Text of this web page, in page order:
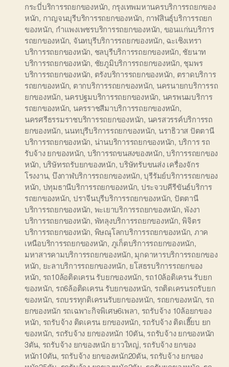
กระบี่บริการรถยกของหนัก, กรุงเทพมหานครบริการรถยกของ
หนัก, กาญจนบุรีบริการรถยกของหนัก, กาฬสินธุ์บริการรถยก
ของหนัก, กำแพงเพชรบริการรถยกของหนัก, ขอนแก่นบริการ
รถยกของหนัก, จันทบุรีบริการรถยกของหนัก, ฉะเชิงเทรา
บริการรถยกของหนัก, ชลบุรีบริการรถยกของหนัก, ชัยนาท
บริการรถยกของหนัก, ชัยภูมิบริการรถยกของหนัก, ชุมพร
บริการรถยกของหนัก, ตรังบริการรถยกของหนัก, ตราดบริการ
รถยกของหนัก, ตากบริการรถยกของหนัก, นครนายกบริการรถ
ยกของหนัก, นครปฐมบริการรถยกของหนัก, นครพนมบริการ
รถยกของหนัก, นครราชสีมาบริการรถยกของหนัก,
นครศรีธรรมราชบริการรถยกของหนัก, นครสวรรค์บริการรถ
ยกของหนัก, นนทบุรีบริการรถยกของหนัก, นราธิวาส ปัตตานี
บริการรถยกของหนัก, น่านบริการรถยกของหนัก, บริการ รถ
รับจ้าง ยกของหนัก, บริการรถขนสงของหนัก,บริการรถยกของ
หนัก, บริษัทรถรับยกของหนัก,บริษัทรับขนส่ง เครื่องจักร
โรงงาน, บึงกาฬบริการรถยกของหนัก,บุรีรัมย์บริการรถยกของ
หนัก, ปทุมธานีบริการรถยกของหนัก, ประจวบคีรีขันธ์บริการ
รถยกของหนัก, ปราจีนบุรีบริการรถยกของหนัก, ปัตตานี
บริการรถยกของหนัก, พะเยาบริการรถยกของหนัก,พังงา
บริการรถยกของหนัก, พัทลุงบริการรถยกของหนัก,พิจิตร
บริการรถยกของหนัก, พิษณุโลกบริการรถยกของหนัก, ภาค
เหนือบริการรถยกของหนัก, ภูเก็ตบริการรถยกของหนัก,
มหาสารคามบริการรถยกของหนัก, มุกดาหารบริการรถยกของ
หนัก, ยะลาบริการรถยกของหนัก, ยโสธรบริการรถยกของ
หนัก, รถ10ล้อติดเครน รับยกของหนัก, รถ10ล้อติเครน รับยก
ของหนัก, รถ6ล้อติดเครน รับยกของหนัก, รถติดเครนรถรับยก
ของหนัก, รถบรรทุกติเครนรับยกของหนัก, รถยกของหนัก, รถ
ยกของหนัก รถเฉพาะกิจพิเศษ6เพลา, รถรับจ้าง 10ล้อยกของ
หนัก, รถรับจ้าง ติดเครน ยกของหนัก, รถรับจ้าง ติดเฮี๊ยบ ยก
ของหนัก, รถรับจ้าง ยกของหนัก 10ตัน, รถรับจ้าง ยกของหนัก
3ตัน, รถรับจ้าง ยกของหนัก ยาวใหญ่, รถรับจ้าง ยกของ
หนัก10ตัน, รถรับจ้าง ยกของหนัก20ตัน, รถรับจ้าง ยกของ